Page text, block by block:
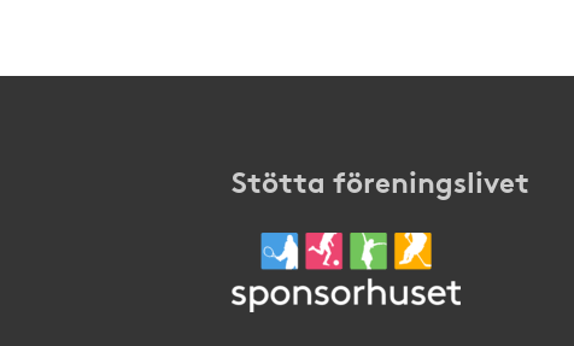
Stötta föreningslivet